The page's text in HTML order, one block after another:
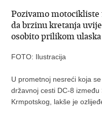
Pozivamo motocikliste
da brzinu kretanja
osobito prilikom ulaska
FOTO: Ilustracija
U prometnoj nesreći koja
državnoj cesti DC-8
Krmpotskog, lakše je